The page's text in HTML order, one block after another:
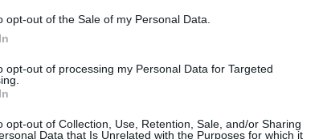
opt-out of the Sale of my Personal Data.
opt-out of processing my Personal Data for Targeted
opt-out of Collection, Use, Retention, Sale, and/or Sharing
Data that Is Unrelated with the Purposes for which it
οχήματα δυσκολεύθηκαν να διαφύγουν
και ακούστηκε η έκρηξη, δήλωσε
δίκτυο YTN.